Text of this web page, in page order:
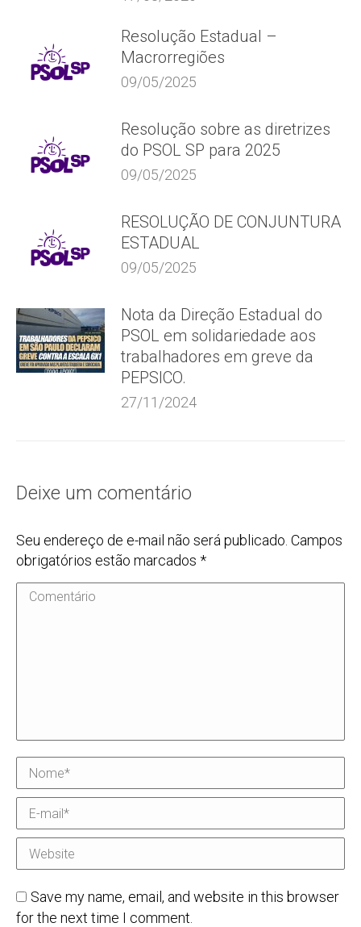
Resolução Estadual –
Macrorregiões
09/05/2025
Resolução sobre as diretrizes
do PSOL SP para 2025
09/05/2025
RESOLUÇÃO DE CONJUNTURA
ESTADUAL
09/05/2025
Nota da Direção Estadual do
PSOL em solidariedade aos
trabalhadores em greve da
PEPSICO.
27/11/2024
Deixe um comentário
Seu endereço de e-mail não será publicado. Campos
obrigatórios estão marcados *
Comentário
Nome *
E-mail *
Website
Save my name, email, and website in this browser
for the next time I comment.